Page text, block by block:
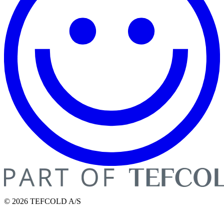
© 2026 TEFCOLD A/S